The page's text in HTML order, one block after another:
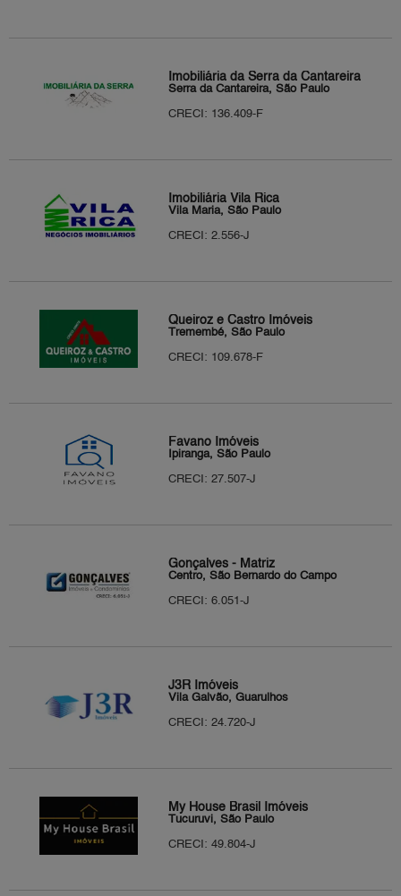
Imobiliária da Serra da Cantareira
Serra da Cantareira, São Paulo
CRECI: 136.409-F
Imobiliária Vila Rica
Vila Maria, São Paulo
CRECI: 2.556-J
Queiroz e Castro Imóveis
Tremembé, São Paulo
CRECI: 109.678-F
Favano Imóveis
Ipiranga, São Paulo
CRECI: 27.507-J
Gonçalves - Matriz
Centro, São Bernardo do Campo
CRECI: 6.051-J
J3R Imóveis
Vila Galvão, Guarulhos
CRECI: 24.720-J
My House Brasil Imóveis
Tucuruvi, São Paulo
CRECI: 49.804-J